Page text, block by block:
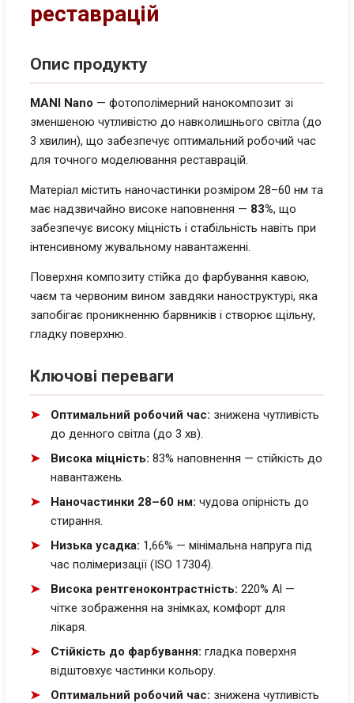
реставрацій
Опис продукту
MANI Nano — фотополімерний нанокомпозит зі
зменшеною чутливістю до навколишнього світла (до
3 хвилин), що забезпечує оптимальний робочий час
для точного моделювання реставрацій.
Матеріал містить наночастинки розміром 28–60 нм та
має надзвичайно високе наповнення — 83%, що
забезпечує високу міцність і стабільність навіть при
інтенсивному жувальному навантаженні.
Поверхня композиту стійка до фарбування кавою,
чаєм та червоним вином завдяки наноструктурі, яка
запобігає проникненню барвників і створює щільну,
гладку поверхню.
Ключові переваги
Оптимальний робочий час: знижена чутливість
до денного світла (до 3 хв).
Висока міцність: 83% наповнення — стійкість до
навантажень.
Наночастинки 28–60 нм: чудова опірність до
стирання.
Низька усадка: 1,66% — мінімальна напруга під
час полімеризації (ISO 17304).
Висока рентгеноконтрастність: 220% Al —
чітке зображення на знімках, комфорт для
лікаря.
Стійкість до фарбування: гладка поверхня
відштовхує частинки кольору.
Оптимальний робочий час: знижена чутливість